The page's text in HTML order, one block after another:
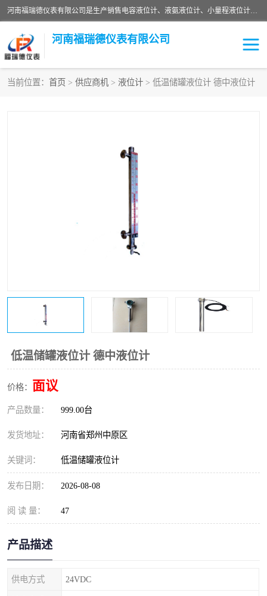
河南福瑞德仪表有限公司是生产销售电容液位计、液氨液位计、小量程液位计定制、智能锅炉水位计、液氮液位计等；并在产品开发、研制的过程中，吸取国内外仪器仪表的技术精华，建立了一支高、精、尖的科研开发队伍，使产品性能不断升级。
河南福瑞德仪表有限公司
当前位置： 首页 > 供应商机 > 液位计 > 低温储罐液位计 德中液位计
低温储罐液位计 德中液位计
价格： 面议
产品数量： 999.00台
发货地址： 河南省郑州中原区
关键词： 低温储罐液位计
发布日期： 2026-08-08
阅 读 量： 47
产品描述
供电方式 24VDC
智能锅炉水位计